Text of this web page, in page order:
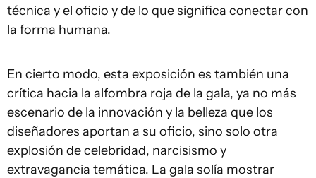
técnica y el oficio y de lo que significa conectar con
la forma humana.
En cierto modo, esta exposición es también una
crítica hacia la alfombra roja de la gala, ya no más
escenario de la innovación y la belleza que los
diseñadores aportan a su oficio, sino solo otra
explosión de celebridad, narcisismo y
extravagancia temática. La gala solía mostrar